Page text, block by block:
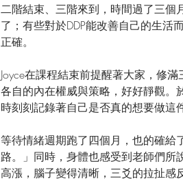
二階結束、三階來到，時間過了三個
了；有些對於DDP能改善自己的生
正確。
Joyce在課程結束前提醒著大家，修
各自的內在權威與策略，好好靜觀。
時刻刻記錄著自己是否真的想要做這
等待情緒週期跑了四個月，也的確給
路。」同時，身體也感受到老師們
高漲，腦子變得清晰，三爻的拉扯感